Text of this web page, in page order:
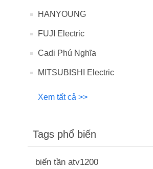
HANYOUNG
FUJI Electric
Cadi Phú Nghĩa
MITSUBISHI Electric
Xem tất cả >>
Tags phổ biến
biến tần atv1200